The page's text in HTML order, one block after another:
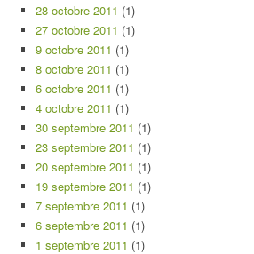
28 octobre 2011 (1)
27 octobre 2011 (1)
9 octobre 2011 (1)
8 octobre 2011 (1)
6 octobre 2011 (1)
4 octobre 2011 (1)
30 septembre 2011 (1)
23 septembre 2011 (1)
20 septembre 2011 (1)
19 septembre 2011 (1)
7 septembre 2011 (1)
6 septembre 2011 (1)
1 septembre 2011 (1)